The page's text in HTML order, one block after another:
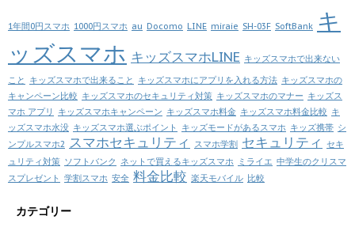
1年間0円スマホ 1000円スマホ au Docomo LINE miraie SH-03F SoftBank キ
ッズスマホ キッズスマホLINE キッズスマホで出来ない
こと キッズスマホで出来ること キッズスマホにアプリを入れる方法 キッズスマホの
キャンペーン比較 キッズスマホのセキュリティ対策 キッズスマホのマナー キッズス
マホ アプリ
キッズスマホキャンペーン キッズスマホ料金 キッズスマホ料金比較 キ
ッズスマホ水没 キッズスマホ選ぶポイント キッズモードがあるスマホ キッズ携帯 シ
ンプルスマホ2 スマホセキュリティ スマホ学割 セキュリティ セキ
ュリティ対策 ソフトバンク ネットで買えるキッズスマホ ミライエ 中学生のクリスマ
スプレゼント 学割スマホ 安全 料金比較 楽天モバイル 比較
カテゴリー